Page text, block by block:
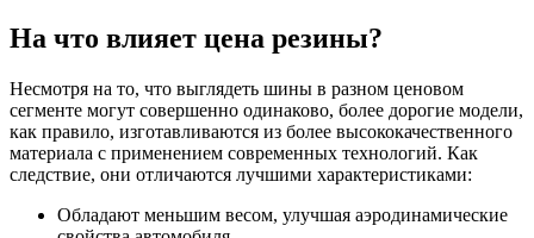
На что влияет цена резины?
Несмотря на то, что выглядеть шины в разном ценовом
сегменте могут совершенно одинаково, более дорогие модели,
как правило, изготавливаются из более высококачественного
материала с применением современных технологий. Как
следствие, они отличаются лучшими характеристиками:
Обладают меньшим весом, улучшая аэродинамические